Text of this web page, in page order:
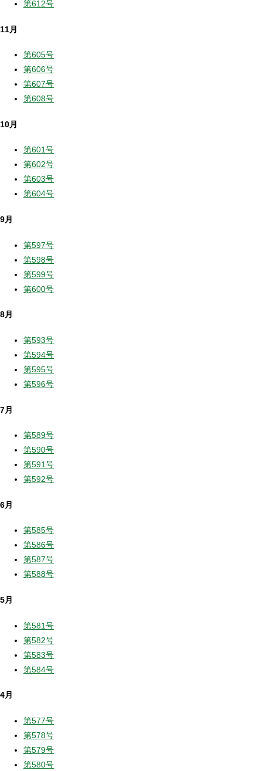
第612号
11月
第605号
第606号
第607号
第608号
10月
第601号
第602号
第603号
第604号
9月
第597号
第598号
第599号
第600号
8月
第593号
第594号
第595号
第596号
7月
第589号
第590号
第591号
第592号
6月
第585号
第586号
第587号
第588号
5月
第581号
第582号
第583号
第584号
4月
第577号
第578号
第579号
第580号